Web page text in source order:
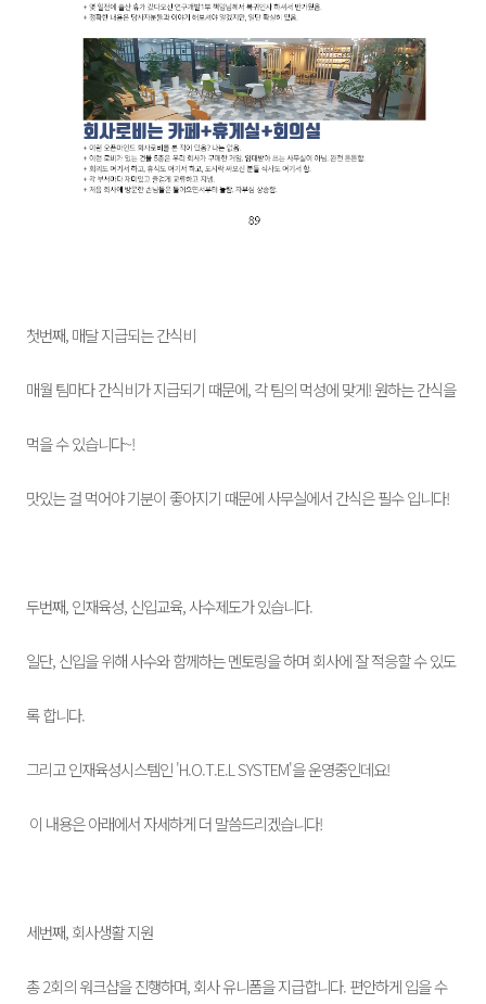
첫번째, 매달 지급되는 간식비
매월 팀마다 간식비가 지급되기 때문에, 각 팀의 먹성에 맞게! 원하는 간식을
먹을 수 있습니다~!
맛있는 걸 먹어야 기분이 좋아지기 때문에 사무실에서 간식은 필수 입니다!
두번째, 인재육성, 신입교육, 사수제도가 있습니다.
일단, 신입을 위해 사수와 함께하는 멘토링을 하며 회사에 잘 적응할 수 있도
록 합니다.
그리고 인재육성시스템인 'H.O.T.E.L SYSTEM'을 운영중인데요! ​
이 내용은 아래에서 자세하게 더 말씀드리겠습니다!
세번째, 회사생활 지원
총 2회의 워크샵을 진행하며, 회사 유니폼을 지급합니다. 편안하게 입을 수